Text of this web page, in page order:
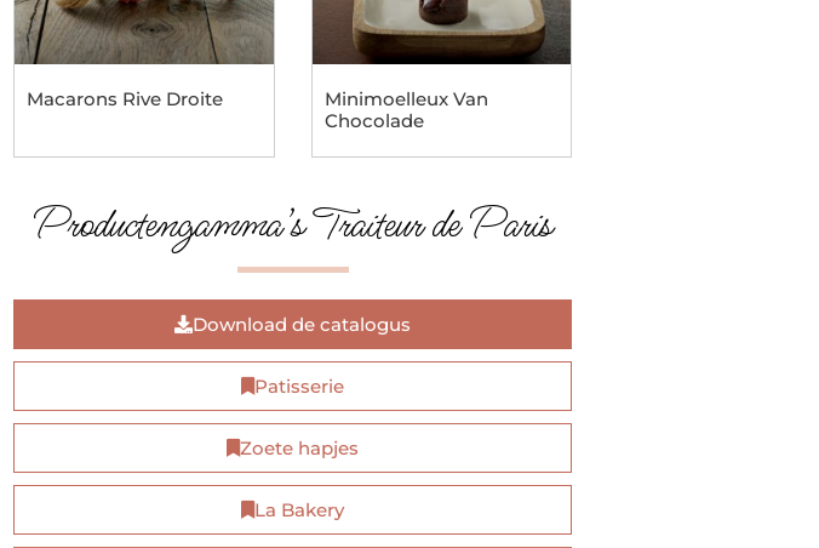
Macarons Rive Droite
Minimoelleux Van
Chocolade
Productengamma’s Traiteur de Paris
Download de catalogus
Patisserie
Zoete hapjes
La Bakery